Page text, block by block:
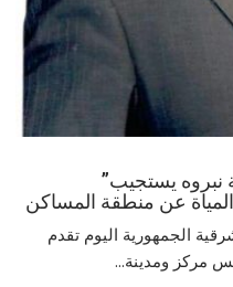
نبروه يستجيب”
عن منطقة المساكن
الجمهورية اليوم تقدم
مركز ومدينة...